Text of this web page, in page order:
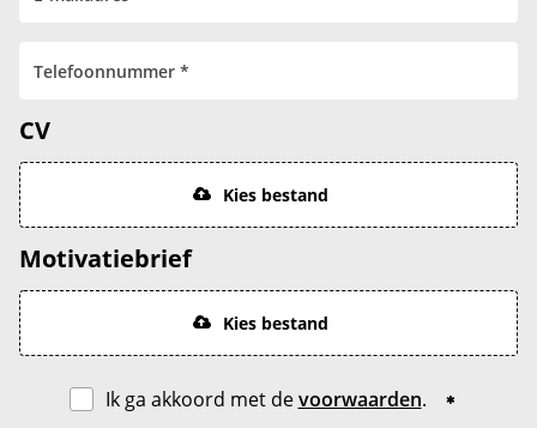
CV
Kies bestand
Motivatiebrief
Kies bestand
Ik ga akkoord met devoorwaarden.